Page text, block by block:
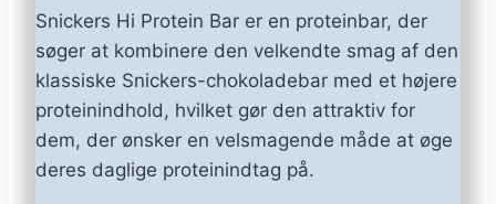
Snickers Hi Protein Bar er en proteinbar, der
søger at kombinere den velkendte smag af den
klassiske Snickers-chokoladebar med et højere
proteinindhold, hvilket gør den attraktiv for
dem, der ønsker en velsmagende måde at øge
deres daglige proteinindtag på.